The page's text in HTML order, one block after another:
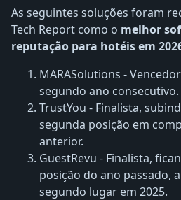
As seguintes soluções foram
Tech Report como o melhor
reputação para hotéis em
MARASolutions -
segundo ano consecutivo.
TrustYou - Finalista,
segunda posição em
anterior.
GuestRevu - Finalista,
posição do ano passado,
segundo lugar em 2025.